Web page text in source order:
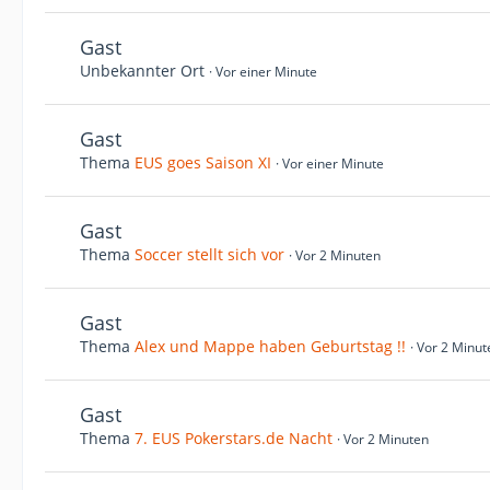
Gast
Unbekannter Ort Vor einer Minute
Gast
Thema EUS goes Saison XI Vor einer Minute
Gast
Thema Soccer stellt sich vor Vor 2 Minuten
Gast
Thema Alex und Mappe haben Geburtstag !! Vor 2
Gast
Thema 7. EUS Pokerstars.de Nacht Vor 2 Minuten